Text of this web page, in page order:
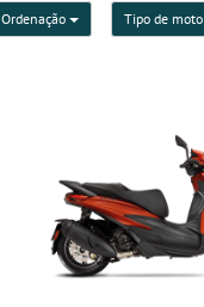
Ordenação Tipo de moto